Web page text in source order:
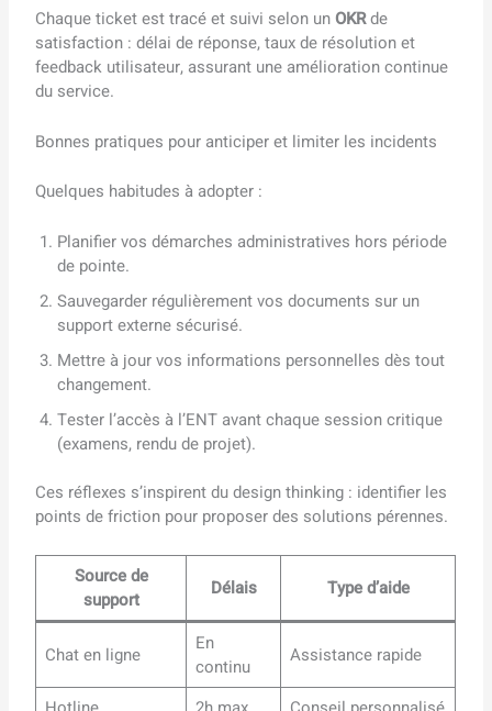
Chaque ticket est tracé et suivi selon unOKRde
satisfaction : délai de réponse, taux de résolution et
feedback utilisateur, assurant une amélioration continue
du service.
Bonnes pratiques pour anticiper et limiter les incidents
Quelques habitudes à adopter :
Planifier vos démarches administratives hors période
de pointe.
Sauvegarder régulièrement vos documents sur un
support externe sécurisé.
Mettre à jour vos informations personnelles dès tout
changement.
Tester l’accès à l’ENT avant chaque session critique
(examens, rendu de projet).
Ces réflexes s’inspirent du design thinking : identifier les
points de friction pour proposer des solutions pérennes.
Source de
support
Délais Type d’aide
Chat en ligne
En
continu
Assistance rapide